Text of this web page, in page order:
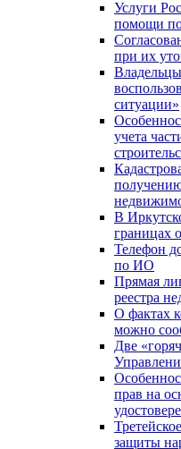
Услуги
помощи
при их
ситуации»
учета
В
границах
Телефон
по ИО
Прямая
реестра
О фактах
можно
Две
прав на
защиты